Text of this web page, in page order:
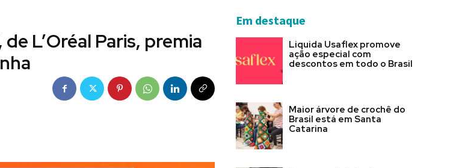
L’Oréal Paris, premia
Em destaque
Liquida Usaflex promove
ação especial com
descontos em todo o Brasil
Maior árvore de crochê do
Brasil está em Santa
Catarina